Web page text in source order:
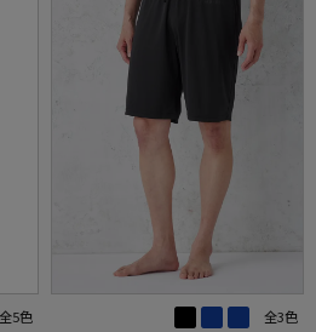
全5色 全3色